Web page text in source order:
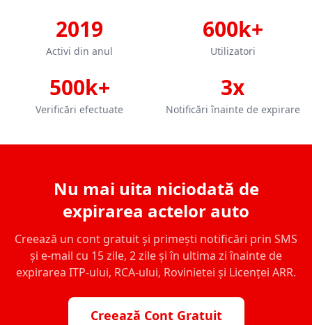
2019
Activi din anul
600k+
Utilizatori
500k+
Verificări efectuate
3x
Notificări înainte de expirare
Nu mai uita niciodată de
expirarea actelor auto
Creează un cont gratuit și primești notificări prin SMS
și e-mail cu 15 zile, 2 zile și în ultima zi înainte de
expirarea ITP-ului, RCA-ului, Rovinietei și Licenței ARR.
Creează Cont Gratuit